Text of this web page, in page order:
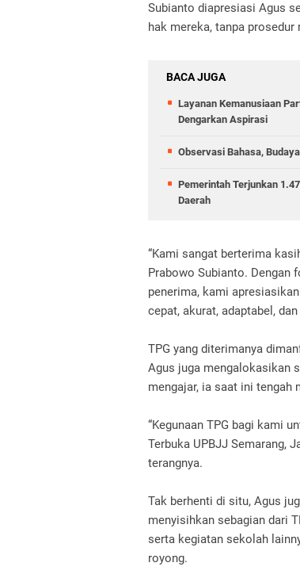
Subianto diapresiasi Agus
hak mereka, tanpa
BACA JUGA
Layanan Kemanusiaan
Dengarkan Aspirasi
Observasi Bahasa,
Pemerintah Terjunkan
Daerah
“Kami sangat berterima
Prabowo Subianto. Dengan
penerima, kami
cepat, akurat, adaptabel,
TPG yang diterimanya
Agus juga mengalokasikan
mengajar, ia saat ini tengah
“Kegunaan TPG bagi kami
Terbuka UPBJJ Semarang,
terangnya.
Tak berhenti di situ, Agus
menyisihkan sebagian dari
serta kegiatan sekolah
royong.